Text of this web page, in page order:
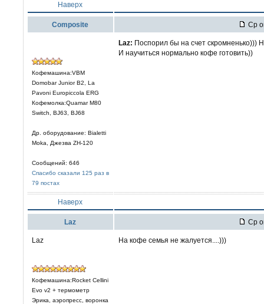
Наверх
Composite Ср
Кофемашина:VBM
Domobar Junior B2, La
Pavoni Europiccola ERG
Кофемолка:Quamar M80
Switch, BJ63, BJ68
Др. оборудование: Bialetti
Moka, Джезва ZH-120
Сообщений: 646
Спасибо сказали 125 раз в
79 постах
Laz: Поспорил бы на счет скромненько)))
И научиться нормально кофе готовить))
Наверх
Laz Ср
Laz
Кофемашина:Rocket Cellini
Evo v2 + термометр
Эрика, аэропресс, воронка
На кофе семья не жалуется....)))